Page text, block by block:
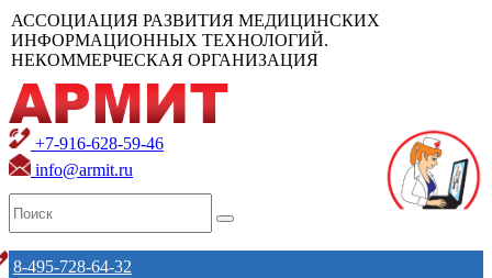
АССОЦИАЦИЯ РАЗВИТИЯ МЕДИЦИНСКИХ
ИНФОРМАЦИОННЫХ ТЕХНОЛОГИЙ.
НЕКОММЕРЧЕСКАЯ ОРГАНИЗАЦИЯ
+7-916-628-59-46
info@armit.ru
8-495-728-64-32